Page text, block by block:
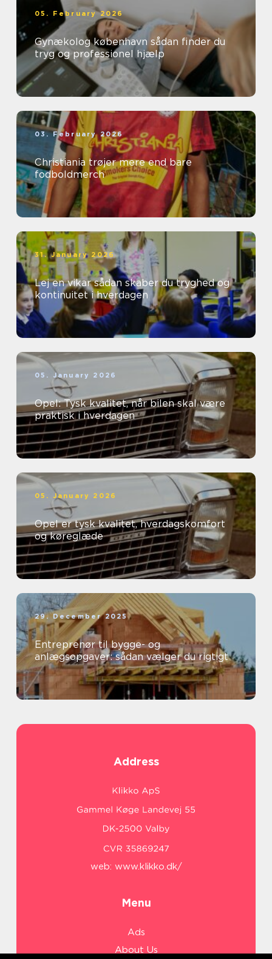
05. February 2026
Gynækolog københavn sådan finder du
tryg og professionel hjælp
03. February 2026
Christiania trøjer mere end bare
fodboldmerch
31. January 2026
Lej en vikar sådan skaber du tryghed og
kontinuitet i hverdagen
05. January 2026
Opel: Tysk kvalitet, når bilen skal være
praktisk i hverdagen
05. January 2026
Opel er tysk kvalitet, hverdagskomfort
og køreglæde
29. December 2025
Entreprenør til bygge- og
anlægsopgaver: sådan vælger du rigtigt
Address
web: www.klikko.dk/
Menu
Ads
About Us